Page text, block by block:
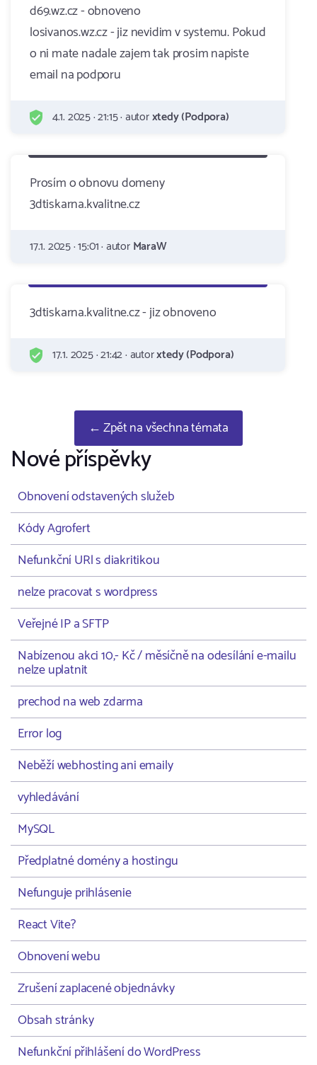
d69.wz.cz - obnoveno
losivanos.wz.cz - jiz nevidim v systemu. Pokud
o ni mate nadale zajem tak prosim napiste
email na podporu
4.1. 2025 · 21:15 · autorxtedy (Podpora)
Prosím o obnovu domeny
3dtiskarna.kvalitne.cz
17.1. 2025 · 15:01 · autorMaraW
3dtiskarna.kvalitne.cz - jiz obnoveno
17.1. 2025 · 21:42 · autorxtedy (Podpora)
← Zpět na všechna témata
Nové příspěvky
Obnovení odstavených služeb
Kódy Agrofert
Nefunkční URl s diakritikou
nelze pracovat s wordpress
Veřejné IP a SFTP
Nabízenou akci 10,- Kč / měsíčně na odesílání e-mailu
nelze uplatnit
prechod na web zdarma
Error log
Neběží webhosting ani emaily
vyhledávání
MySQL
Předplatné domény a hostingu
Nefunguje prihlásenie
React Vite?
Obnovení webu
Zrušení zaplacené objednávky
Obsah stránky
Nefunkční přihlášení do WordPress